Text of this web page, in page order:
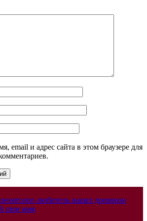
email и адрес сайта в этом браузере для
любитель нашел древнюю
свое имя